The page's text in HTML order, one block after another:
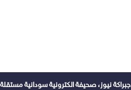
جبراكة نيوز، صحيفة الكترونية سودانية